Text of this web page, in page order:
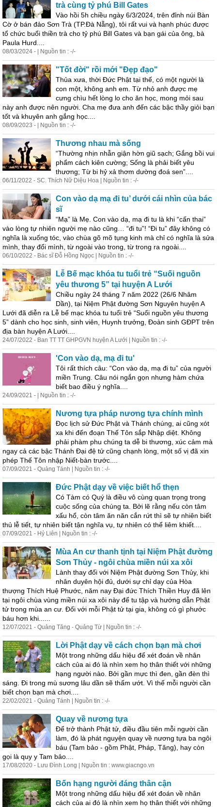
trà cùng tỷ phú Bill Gates
Vào hồi 5h chiều ngày 6/3/2024, trên đỉnh núi Bàn
Cờ ở bán đảo Sơn Trà (TP.Đà Nẵng), tôi rất vui và hạnh phúc được
tổ chức buổi thiền trà cho tỷ phú Bill Gates và bạn gái của ông, bà
Paula Hurd....
08/03/2024 - | Nguồn tin : -/-
"Tốt đời" rồi mới "Đẹp đạo"
Thủa xưa, thời Đức Phật tại thế, có một người là
con một, không anh em. Từ nhỏ anh được mẹ
cưng chìu hết lòng lo cho ăn học, mong mỏi sau
này anh được nên người. Cha mẹ đưa anh đến các bậc thầy giỏi bạn
tốt và khuyên anh gắng học....
08/09/2023 - | Nguồn tin : -/-
Thương nhau mà sống
“Thường nhịn nhẫn giận hờn giũ sạch; Gắng bồi vui
phẩm cách kiên cường; Sống là phải biết yêu
thương; Từ bi hỷ xả thơm dường đoá sen”....
06/11/2022 - SC. Thích Nữ Diệu Hoa | Nguồn tin : -/-
Con vào dạ mạ đi tu’ dưới cái nhìn của bác
sĩ
“Mạ” là Mẹ. Con vào dạ, mạ đi tu là khi “cấn thai”
vào lòng tự nhiên người mẹ nào cũng… “đi tu”! “Đi tu” đây không có
nghĩa là xuống tóc, vào chùa gõ mõ tụng kinh mà chỉ có nghĩa là sửa
mình , thay đổi mình , từ ngoài vào trong, từ trong ra ngoài....
06/10/2022 - Bác sĩ Đỗ Hồng Ngọc | Nguồn tin : -/-
Lễ Bế mạc khóa tu tuổi trẻ “Suối nguồn
yêu thương 5” tại huyện A Lưới
Chiều ngày 24 tháng 7 năm 2022 (26/6 Nhâm
Dần), tại Niệm Phật đường Sơn Nguyên huyện A
Lưới đã diễn ra Lễ bế mạc khóa tu tuổi trẻ “Suối nguồn yêu thương
5” dành cho học sinh, sinh viên, Huynh trưởng, Đoàn sinh GĐPT trên
địa bàn huyện A Lưới....
24/07/2022 - Ban TT TT GHPGVN huyện A Lưới | Nguồn tin : -/-
'Con vào dạ, mạ đi tu'
Tôi rất thích câu: “Con vào dạ, mạ đi tu” của người
miền Trung. Câu nói ngắn gọn nhưng hàm chứa
biết bao điều ý nghĩa....
24/09/2021 - | Nguồn tin : -/-
Nương tựa pháp nương tựa chính mình
Đọc lịch sử Đức Phật và Thánh chúng, ai cũng xót
xa khi đến đoạn Thế Tôn sắp Nhập diệt. Không
phải phàm phu chúng ta dễ bi thương, xúc cảm mà
ngay cả các bậc Thánh Đại đệ tử cũng chạnh lòng, một số vị đã xin
phép Thế Tôn nhập Niết-bàn trước....
07/09/2021 - Quảng Tánh | Nguồn tin : -/-
Đức Phật dạy về việc biết hổ thẹn
Có Tàm có Quý là điều vô cùng quan trọng trong
cuộc sống của chúng ta. Bởi lẽ rằng nếu còn tâm
xấu hổ, còn tâm ăn năn cắn rứt thì sẽ tự nhiên biết
thủ lễ tiết, tự nhiên biết tận nghĩa vụ, tự nhiên có thể liêm khiết....
07/09/2021 - Hỷ Liên | Nguồn tin : -/-
Mùa An cư thanh tịnh tại Niệm Phật đường
Sơn Thủy - ngôi chùa miền núi xa xôi
Lành thay đối với Niệm Phật đường Sơn Thủy, khi
nhân duyên hội đủ, dưới sự chỉ dạy của Hòa
thượng Thích Huệ Phước, năm nay Đại đức Thích Thiền Huy đã lên
tại ngôi chùa vùng miền núi xa xôi này để tu tập và hướng dẫn Phật
tử trong mùa an cư. Đối với mỗi Phật tử tại gia, không có gì phước
báu hơn khi......
12/07/2021 - Quảng Tăng - Quảng Từ | Nguồn tin : -/-
Lời Phật dạy về cách chọn bạn mà chơi
Một trong những dấu hiệu để xét đoán về nhân
cách của ai đó là nhìn xem họ thân thiết với những
hạng người nào. Bởi gần mực thì đen, gần đèn thì
sáng. Đi trong mù sương lâu dần sẽ thấm ướt. Vì thế mỗi người cần
biết chọn bạn mà chơi....
22/02/2021 - Quảng Tánh | Nguồn tin : -/-
Quay về nương tựa
Để trở thành Phật tử, điều đầu tiên mỗi người cần
làm, đó là phát nguyện quay về nương tựa ba ngôi
báu (Tam bảo - gồm Phật, Pháp, Tăng), hay còn
gọi là quy y Tam bảo....
17/08/2020 - Lưu Đình Long | Nguồn tin : www.giacngo.vn
Bốn hạng người đáng thân cận
Một trong những dấu hiệu để xét đoán về nhân
cách của ai đó là nhìn xem họ thân thiết với những